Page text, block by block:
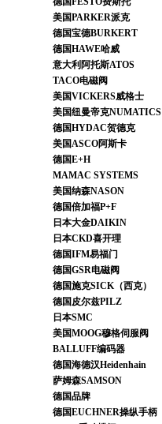
美国PARKER派克
德国宝德BURKERT
德国HAWE哈威
意大利阿托斯ATOS
TACO电磁阀
美国VICKERS威格士
美国纽曼帝克NUMATICS
德国HYDAC贺德克
美国ASCO阿斯卡
德国E+H
MAMAC SYSTEMS
美国纳森NASON
德国倍加福P+F
日本大金DAIKIN
日本CKD喜开理
德国IFM易福门
德国GSR电磁阀
德国施克SICK（西克）
德国皮尔兹PILZ
日本SMC
美国MOOG穆格伺服阀
BALLUFF编码器
德国海德汉Heidenhain
萨姆森SAMSON
德国品牌
德国EUCHNER操纵手柄